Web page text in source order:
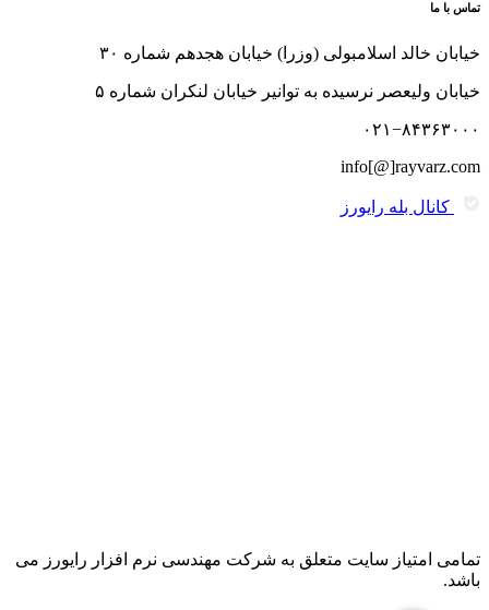
تماس با ما
خیابان خالد اسلامبولی (وزرا) خیابان هجدهم شماره ۳۰
خیابان ولیعصر نرسیده به توانیر خیابان لنکران شماره ۵
۰۲۱−۸۴۳۶۳۰۰۰
info[@]rayvarz.com
کانال بله رایورز
تمامی امتیاز سایت متعلق به شرکت مهندسی نرم افزار رایورز می
باشد.